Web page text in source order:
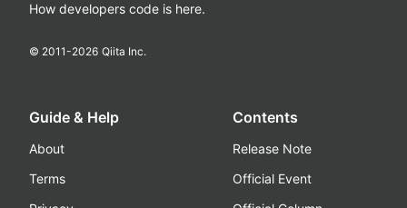
How developers code is here.
© 2011-2026 Qiita Inc.
Guide & Help
About
Terms
Contents
Release Note
Official Event